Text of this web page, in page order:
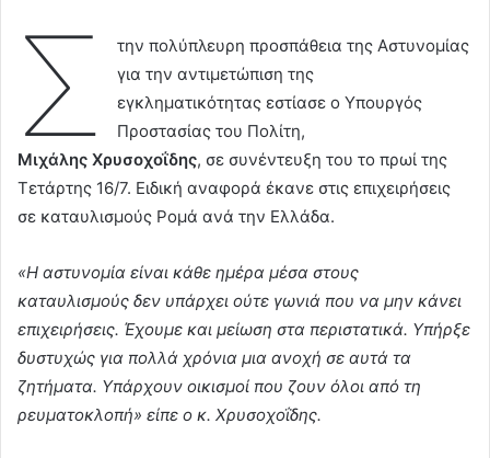
Σ
την πολύπλευρη προσπάθεια της Αστυνομίας
για την αντιμετώπιση της
εγκληματικότητας εστίασε ο Υπουργός
Προστασίας του Πολίτη,
Μιχάλης Χρυσοχοΐδης, σε συνέντευξη του το πρωί της
Τετάρτης 16/7. Ειδική αναφορά έκανε στις επιχειρήσεις
σε καταυλισμούς Ρομά ανά την Ελλάδα.
«Η αστυνομία είναι κάθε ημέρα μέσα στους
καταυλισμούς δεν υπάρχει ούτε γωνιά που να μην κάνει
επιχειρήσεις. Έχουμε και μείωση στα περιστατικά. Υπήρξε
δυστυχώς για πολλά χρόνια μια ανοχή σε αυτά τα
ζητήματα. Υπάρχουν οικισμοί που ζουν όλοι από τη
ρευματοκλοπή» είπε ο κ. Χρυσοχοΐδης.